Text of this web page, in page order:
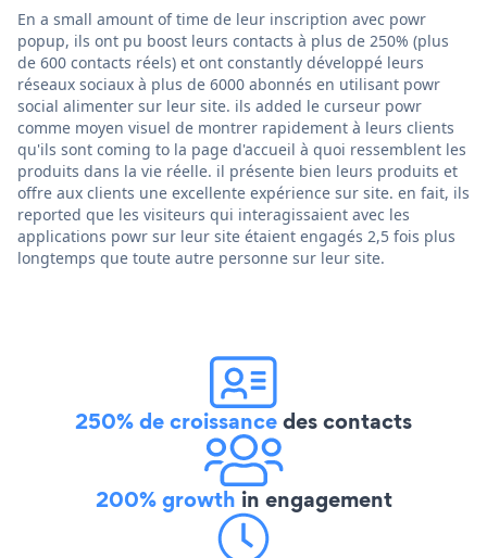
En a small amount of time de leur inscription avec powr
popup, ils ont pu boost leurs contacts à plus de 250% (plus
de 600 contacts réels) et ont constantly développé leurs
réseaux sociaux à plus de 6000 abonnés en utilisant powr
social alimenter sur leur site. ils added le curseur powr
comme moyen visuel de montrer rapidement à leurs clients
qu'ils sont coming to la page d'accueil à quoi ressemblent les
produits dans la vie réelle. il présente bien leurs produits et
offre aux clients une excellente expérience sur site. en fait, ils
reported que les visiteurs qui interagissaient avec les
applications powr sur leur site étaient engagés 2,5 fois plus
longtemps que toute autre personne sur leur site.
250% de croissancedes contacts
200% growth in engagement